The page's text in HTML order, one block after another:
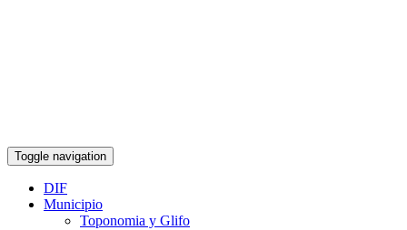
Toggle navigation
DIF
Municipio
Toponomia y Glifo